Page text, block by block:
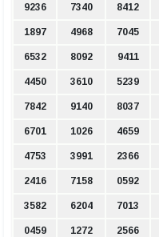
9236 7340 8412
1897 4968 7045
6532 8092 9411
4450 3610 5239
7842 9140 8037
6701 1026 4659
4753 3991 2366
2416 7158 0592
3582 6204 7013
0459 1272 2566